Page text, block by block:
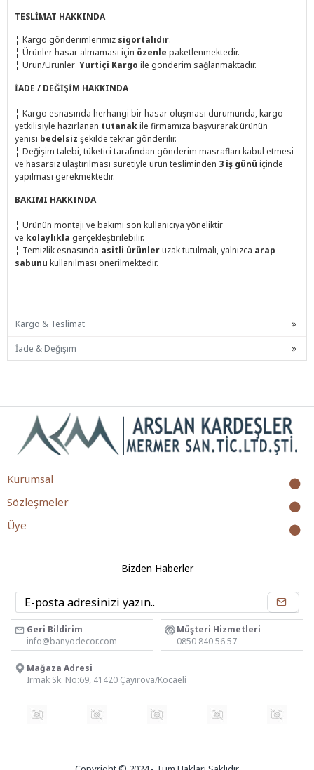
TESLİMAT HAKKINDA
¦ Kargo gönderimlerimiz sigortalıdır.
¦ Ürünler hasar almaması için özenle paketlenmektedir.
¦ Ürün/Ürünler Yurtiçi Kargo ile gönderim sağlanmaktadır.
İADE / DEĞİŞİM HAKKINDA
¦ Kargo esnasında herhangi bir hasar oluşması durumunda, kargo
yetkilisiyle hazırlanan tutanakile firmamıza başvurarak ürünün
yenisi bedelsiz şekilde tekrar gönderilir.
¦ Değişim talebi, tüketici tarafından gönderim masrafları kabul etmesi
ve hasarsız ulaştırılması suretiyle ürün tesliminden 3 iş günü içinde
yapılması gerekmektedir.
BAKIMI HAKKINDA
¦ Ürünün montajı ve bakımı son kullanıcıya yöneliktir
ve kolaylıkla gerçekleştirilebilir.
¦ Temizlik esnasında asitli ürünleruzak tutulmalı, yalnızca arap
sabunu kullanılması önerilmektedir.
Kargo & Teslimat
İade & Değişim
Kurumsal
Sözleşmeler
Üye
Bizden Haberler
Geri Bildirim
info@banyodecor.com
Müşteri Hizmetleri
0850 840 56 57
Mağaza Adresi
Irmak Sk. No:69, 41420 Çayırova/Kocaeli